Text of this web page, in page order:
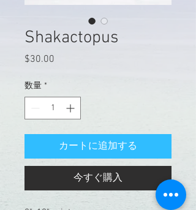
Shakactopus
$30.00
数量 *
カートに追加する
今すぐ購入